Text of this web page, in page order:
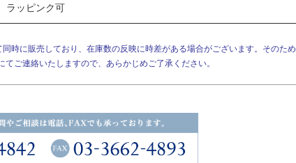
ラッピンク可
時に販売しており、在庫数の反映に時差がある場合がございます。そのた
てご連絡いたしますので、あらかじめご了承ください。